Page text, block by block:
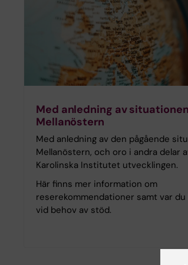
Med anledning av
Mellanöstern
Med anledning av den pågående
Mellanöstern, och oro i andra delar
Karolinska Institutet utvecklingen.
Här finns mer information om
reserekommendationer samt var du
vid behov av stöd.